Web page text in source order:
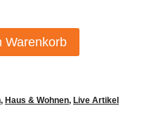
Warenkorb
, Haus & Wohnen, Live Artikel